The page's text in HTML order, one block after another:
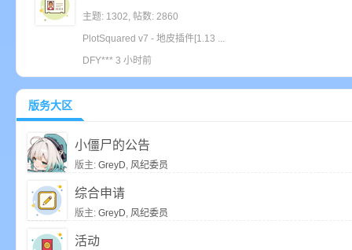
主题: 1302, 帖数: 2860
PlotSquared v7 - 地皮插件[1.13 ...
DFY*** 3 小时前
版务大区
小僵尸的公告
版主: GreyD, 风纪委员
综合申请
版主: GreyD, 风纪委员
活动